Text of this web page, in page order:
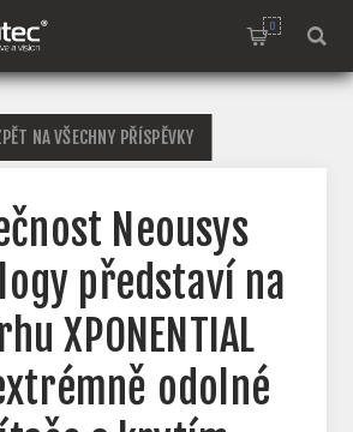
0
NA VŠECHNY PŘÍSPĚVKY
Neousys
představí na
XPONENTIAL
odolné